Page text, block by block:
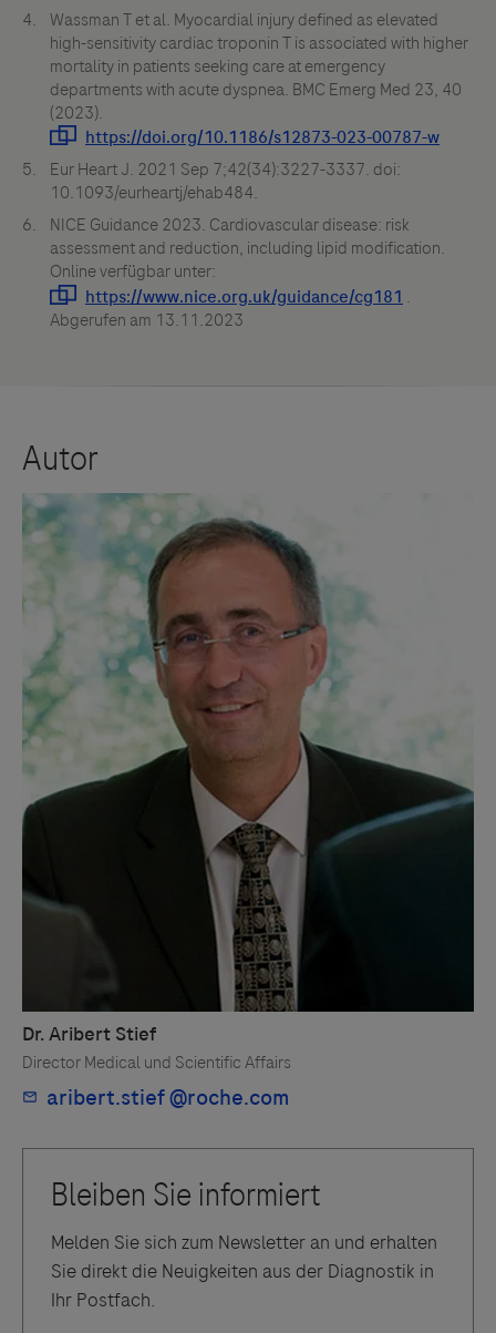
Wassman T et al. Myocardial injury defined as elevated
high-sensitivity cardiac troponin T is associated with higher
mortality in patients seeking care at emergency
departments with acute dyspnea. BMC Emerg Med 23, 40
(2023).
Eur Heart J. 2021 Sep 7;42(34):3227-3337. doi:
10.1093/eurheartj/ehab484.
NICE Guidance 2023. Cardiovascular disease: risk
assessment and reduction, including lipid modification.
Online verfügbar unter:
.
Abgerufen am 13.11.2023
Melden Sie sich zum Newsletter an und erhalten
Sie direkt die Neuigkeiten aus der Diagnostik in
Ihr Postfach.
Links zu Websites Dritter werden im Sinne des
Servicegedankens angeboten. Der Herausgeber äußert
keine Meinung über den Inhalt von Websites Dritter und
lehnt ausdrücklich jegliche Verantwortung für
Drittinformationen und deren Verwendung ab.